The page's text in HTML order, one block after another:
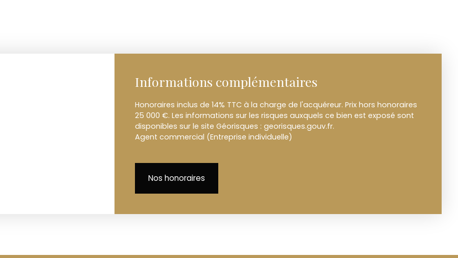
Informations complémentaires
Honoraires inclus de 14% TTC à la charge de l'acquéreur. Prix hors honoraires
25 000 €. Les informations sur les risques auxquels ce bien est exposé sont
disponibles sur le site Géorisques : georisques.gouv.fr.
Agent commercial (Entreprise individuelle)
Nos honoraires